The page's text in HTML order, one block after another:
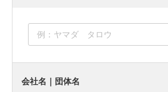
会社名｜団体名